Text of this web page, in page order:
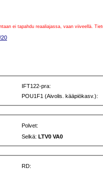
ei tapahdu reaaliajassa, vaan viiveellä.
20
IFT122-pra:
POU1F1 (Aivolis. kääpiökasv.):
Polvet:
Selkä:LTV0 VA0
RD: